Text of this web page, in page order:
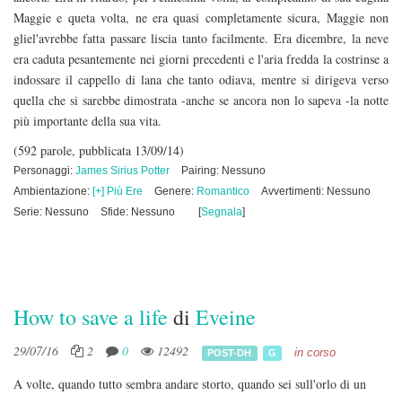
Maggie e queta volta, ne era quasi completamente sicura, Maggie non
gliel'avrebbe fatta passare liscia tanto facilmente. Era dicembre, la neve
era caduta pesantemente nei giorni precedenti e l'aria fredda la costrinse a
indossare il cappello di lana che tanto odiava, mentre si dirigeva verso
quella che si sarebbe dimostrata -anche se ancora non lo sapeva -la notte
più importante della sua vita.
(592 parole, pubblicata 13/09/14)
Personaggi: James Sirius Potter
Pairing: Nessuno
Ambientazione: [+] Più Ere Genere: Romantico
Avvertimenti: Nessuno
Serie: Nessuno
Sfide: Nessuno [Segnala]
How to save a life di Eveine
29/07/16 2 0 12492 POST-DH G in corso
A volte, quando tutto sembra andare storto, quando sei sull'orlo di un